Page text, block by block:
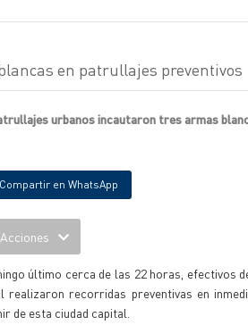
en patrullajes preventivos
urbanos incautaron tres armas
Compartir en WhatsApp
último cerca de las 22 horas, efectivos
realizaron recorridas preventivas en
de esta ciudad capital.